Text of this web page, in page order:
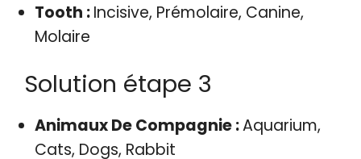
Tooth :Incisive, Prémolaire, Canine,
Molaire
Solution étape 3
Animaux De Compagnie :Aquarium,
Cats, Dogs, Rabbit